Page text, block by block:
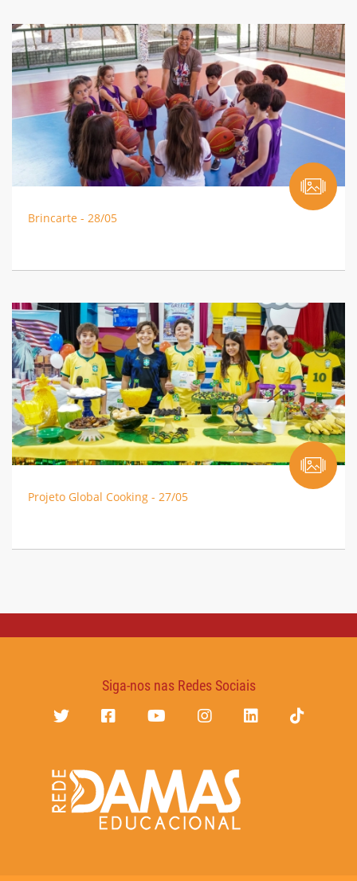
Brincarte - 28/05
Projeto Global Cooking - 27/05
Siga-nos nas Redes Sociais